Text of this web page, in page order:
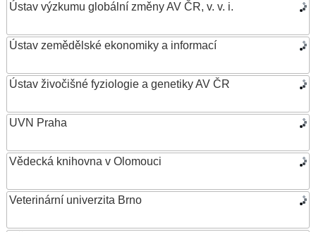
Ústav výzkumu globální změny AV ČR, v. v. i.
Ústav zemědělské ekonomiky a informací
Ústav živočišné fyziologie a genetiky AV ČR
UVN Praha
Vědecká knihovna v Olomouci
Veterinární univerzita Brno